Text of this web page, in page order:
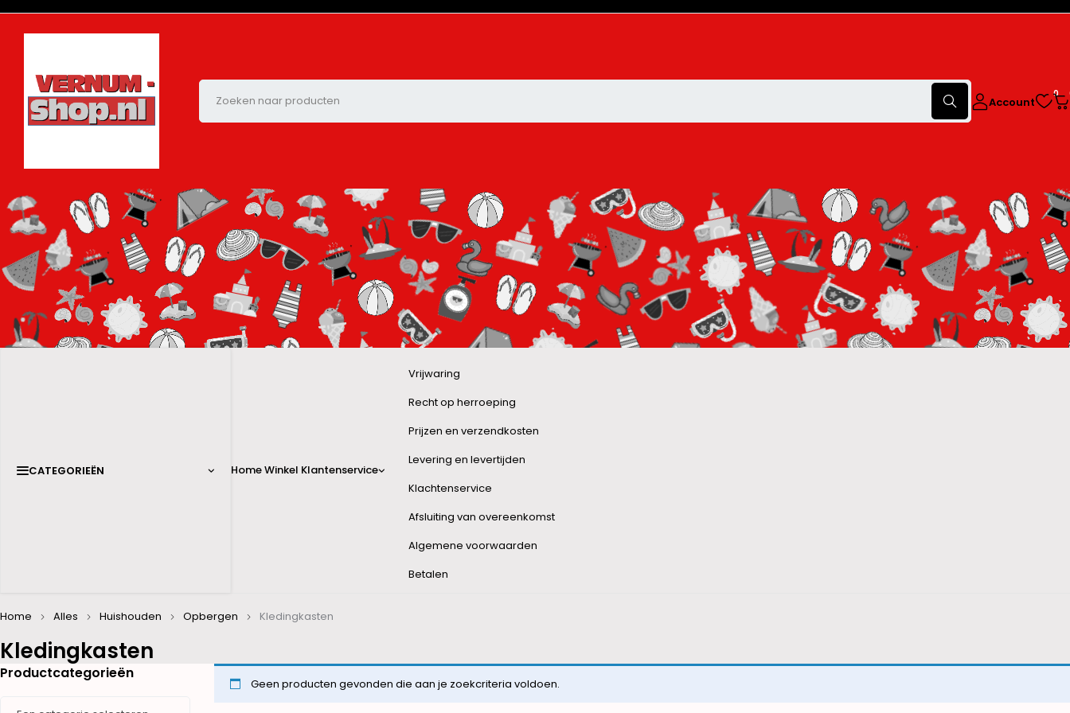
Account
0
CATEGORIEËN HomeWinkel Klantenservice
Vrijwaring
Recht op herroeping
Prijzen en verzendkosten
Levering en levertijden
Klachtenservice
Afsluiting van overeenkomst
Algemene voorwaarden
Betalen
Kledingkasten
Home Alles Huishouden Opbergen Kledingkasten
Productcategorieën
Geen producten gevonden die aan je zoekcriteria voldoen.